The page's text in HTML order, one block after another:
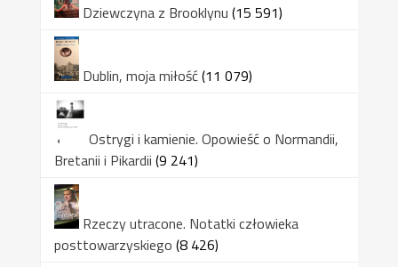
Dziewczyna z Brooklynu (15 591)
Dublin, moja miłość(11 079)
Ostrygi i kamienie. Opowieść o Normandii,
Bretanii i Pikardii (9 241)
Rzeczy utracone. Notatki człowieka
posttowarzyskiego (8 426)